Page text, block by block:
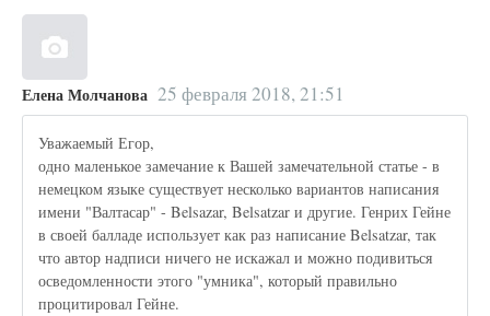
Елена Молчанова 25 февраля 2018, 21:51
Уважаемый Егор,
одно маленькое замечание к Вашей замечательной статье - в
немецком языке существует несколько вариантов написания
имени "Валтасар" - Belsazar, Belsatzar и другие. Генрих Гейне
в своей балладе использует как раз написание Belsatzar, так
что автор надписи ничего не искажал и можно подивиться
осведомленности этого "умника", который правильно
процитировал Гейне.